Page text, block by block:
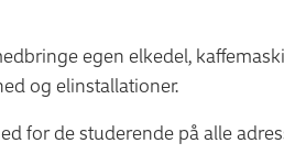
egen elkedel,
og elinstallationer.
for de studerende på alle